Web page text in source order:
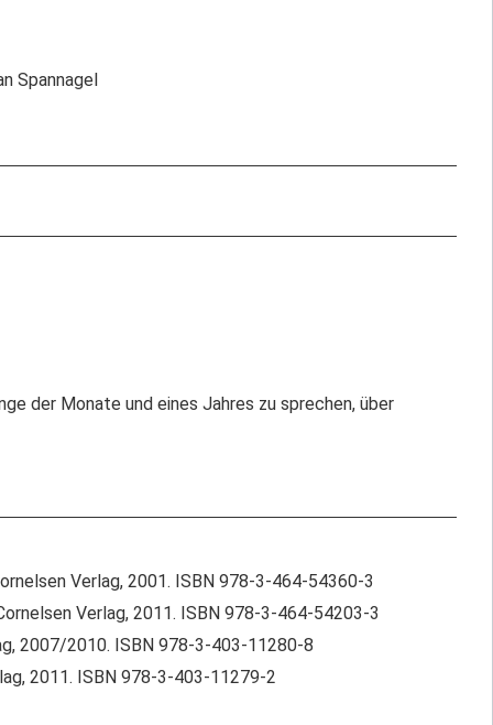
Spannagel
der Monate und eines Jahres zu sprechen, über
Verlag, 2001. ISBN 978-3-464-54360-3
Verlag, 2011. ISBN 978-3-464-54203-3
2007/2010. ISBN 978-3-403-11280-8
2011. ISBN 978-3-403-11279-2